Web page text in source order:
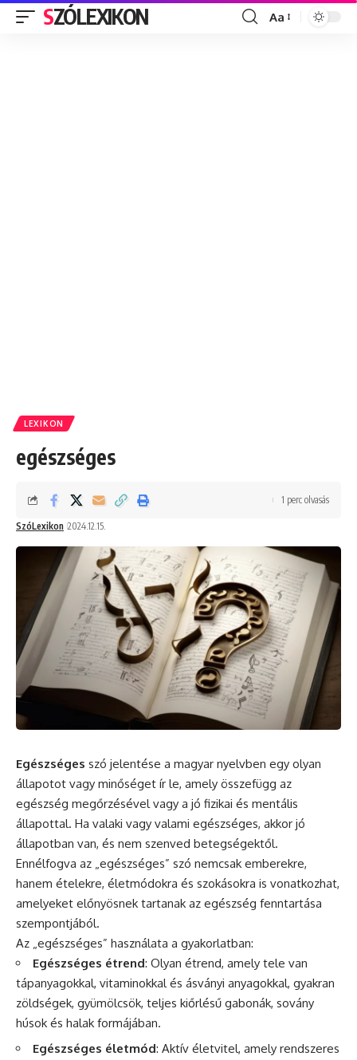
SZÓLEXIKON
Font
Aa
LEXIKON
egészséges
SzóLexikon 2024.12.15.
1 perc olvasás
Egészséges szó jelentése a magyar nyelvben egy olyan
állapotot vagy minőséget ír le, amely összefügg az
egészség megőrzésével vagy a jó fizikai és mentális
állapottal. Ha valaki vagy valami egészséges, akkor jó
állapotban van, és nem szenved betegségektől.
Ennélfogva az „egészséges” szó nemcsak emberekre,
hanem ételekre, életmódokra és szokásokra is vonatkozhat,
amelyeket előnyösnek tartanak az egészség fenntartása
szempontjából.
Az „egészséges” használata a gyakorlatban:
Egészséges étrend: Olyan étrend, amely tele van
tápanyagokkal, vitaminokkal és ásványi anyagokkal, gyakran
zöldségek, gyümölcsök, teljes kiőrlésű gabonák, sovány
húsok és halak formájában.
Egészséges életmód: Aktív életvitel, amely rendszeres